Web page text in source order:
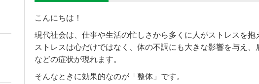
こんにちは！
現代社会は、仕事や生活の忙しさから多くに人がストレスを抱
ストレスは心だけではなく、体の不調にも大きな影響を与え、
などの症状が現れます。
そんなときに効果的なのが「整体」です。